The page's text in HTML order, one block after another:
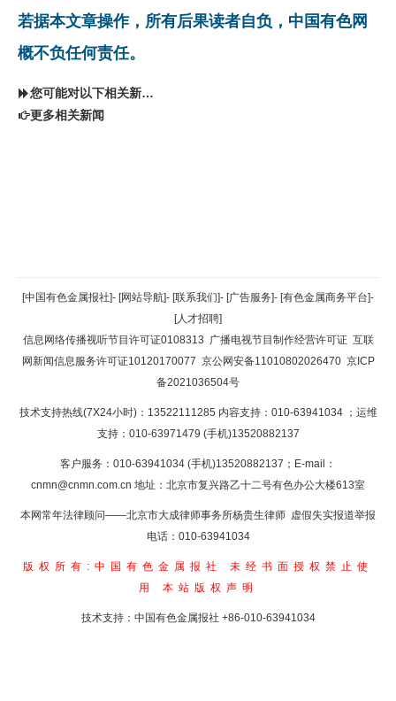
若据本文章操作，所有后果读者自负，中国有色网
概不负任何责任。
您可能对以下相关新闻同样感兴趣
更多相关新闻
返回顶部
返回首页
[中国有色金属报社]- [网站导航]- [联系我们]- [广告服务]- [有色金属商务平台]-
[人才招聘]
信息网络传播视听节目许可证0108313 广播电视节目制作经营许可证 互联
网新闻信息服务许可证10120170077 京公网安备11010802026470 京ICP
备2021036504号
技术支持热线(7X24小时)：13522111285 内容支持：010-63941034 ；运维
支持：010-63971479 (手机)13520882137
客户服务：010-63941034 (手机)13520882137；E-mail：
cnmn@cnmn.com.cn 地址：北京市复兴路乙十二号有色办公大楼613室
本网常年法律顾问——北京市大成律师事务所杨贵生律师 虚假失实报道举报
电话：010-63941034
版权所有:中国有色金属报社
未经书面授权禁止使
用 本站版权声明
技术支持：中国有色金属报社 +86-010-63941034